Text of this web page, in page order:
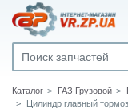
Каталог ГАЗ Грузовой
Цилиндр главный